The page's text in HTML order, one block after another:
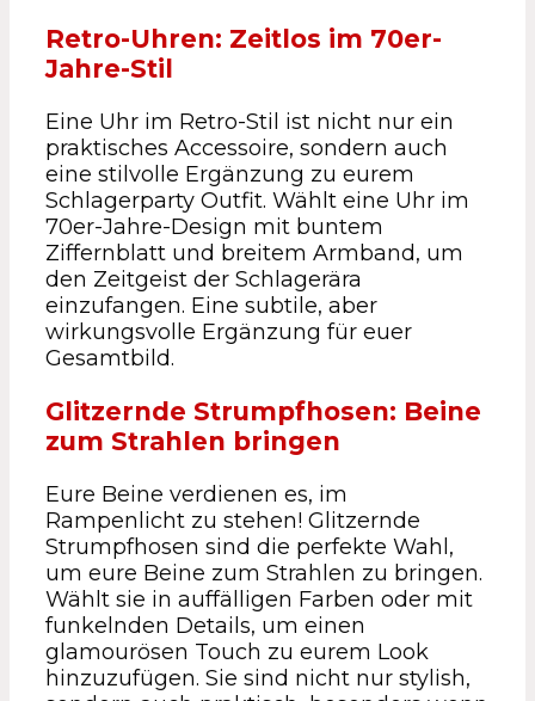
Retro-Uhren: Zeitlos im 70er-
Jahre-Stil
Eine Uhr im Retro-Stil ist nicht nur ein
praktisches Accessoire, sondern auch
eine stilvolle Ergänzung zu eurem
Schlagerparty Outfit. Wählt eine Uhr im
70er-Jahre-Design mit buntem
Ziffernblatt und breitem Armband, um
den Zeitgeist der Schlagerära
einzufangen. Eine subtile, aber
wirkungsvolle Ergänzung für euer
Gesamtbild.
Glitzernde Strumpfhosen: Beine
zum Strahlen bringen
Eure Beine verdienen es, im
Rampenlicht zu stehen! Glitzernde
Strumpfhosen sind die perfekte Wahl,
um eure Beine zum Strahlen zu bringen.
Wählt sie in auffälligen Farben oder mit
funkelnden Details, um einen
glamourösen Touch zu eurem Look
hinzuzufügen. Sie sind nicht nur stylish,